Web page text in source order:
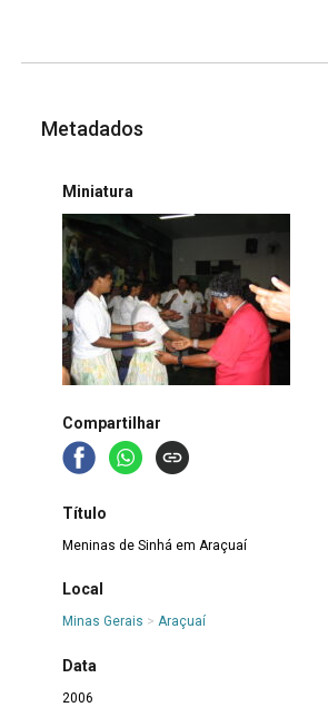
Metadados
Miniatura
Compartilhar
Título
Meninas de Sinhá em Araçuaí
Local
Minas Gerais > Araçuaí
Data
2006